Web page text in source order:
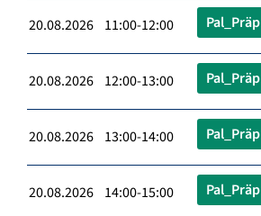
20.08.2026 11:00-12:00 Pal_Präp
20.08.2026 12:00-13:00 Pal_Präp
20.08.2026 13:00-14:00 Pal_Präp
20.08.2026 14:00-15:00 Pal_Präp